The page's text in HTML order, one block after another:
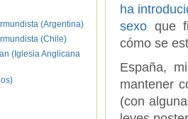
ha
sexo que
cómo se
España,
mantener
(con
(Argentina)
(Chile)
(Iglesia Anglicana